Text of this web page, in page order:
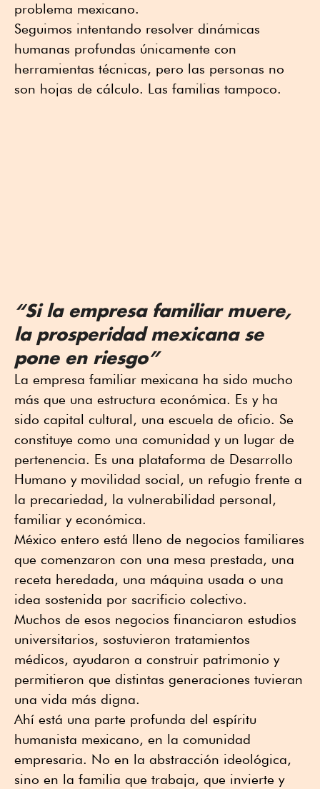
problema mexicano.
Seguimos intentando resolver dinámicas
humanas profundas únicamente con
herramientas técnicas, pero las personas no
son hojas de cálculo. Las familias tampoco.
“Si la empresa familiar muere,
la prosperidad mexicana se
pone en riesgo”
La empresa familiar mexicana ha sido mucho
más que una estructura económica. Es y ha
sido capital cultural, una escuela de oficio. Se
constituye como una comunidad y un lugar de
pertenencia. Es una plataforma de Desarrollo
Humano y movilidad social, un refugio frente a
la precariedad, la vulnerabilidad personal,
familiar y económica.
México entero está lleno de negocios familiares
que comenzaron con una mesa prestada, una
receta heredada, una máquina usada o una
idea sostenida por sacrificio colectivo.
Muchos de esos negocios financiaron estudios
universitarios, sostuvieron tratamientos
médicos, ayudaron a construir patrimonio y
permitieron que distintas generaciones tuvieran
una vida más digna.
Ahí está una parte profunda del espíritu
humanista mexicano, en la comunidad
empresaria. No en la abstracción ideológica,
sino en la familia que trabaja, que invierte y